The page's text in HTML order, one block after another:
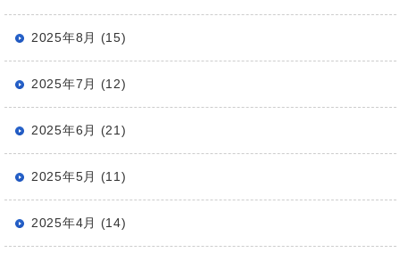
2025年8月 (15)
2025年7月 (12)
2025年6月 (21)
2025年5月 (11)
2025年4月 (14)